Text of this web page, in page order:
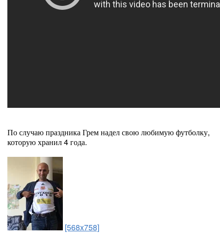
По случаю праздника Грем надел свою любимую футболку,
которую хранил 4 года.
[568x758]